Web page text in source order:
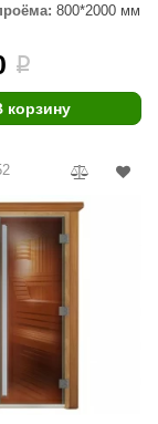
800*2000 мм
i
корзину